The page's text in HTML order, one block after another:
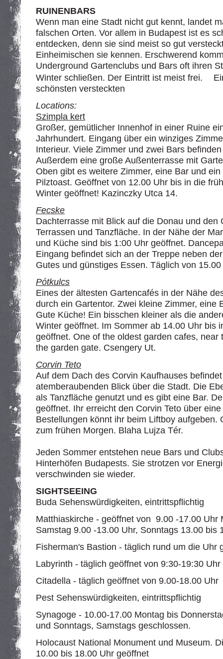
RUINENBARS
Wenn man eine Stadt nicht gut kennt, landet
falschen Orten. Vor allem in Budapest ist es
entdecken, denn sie sind meist so gut
Einheimischen sie kennen. Erschwerend
Underground Gartenclubs und Bars oft ihren
Winter schließen. Der Eintritt ist meist frei.
schönsten versteckten
Locations:
Szimpla kert
Großer, gemütlicher Innenhof in einer Ruine
Jahrhundert. Eingang über ein winziges
Interieur. Viele Zimmer und zwei Bars
Außerdem eine große Außenterrasse mit
Oben gibt es weitere Zimmer, eine Bar und
Pilztoast. Geöffnet von 12.00 Uhr bis in die
Winter geöffnet! Kazinczky Utca 14.
Fecske
Dachterrasse mit Blick auf die Donau und den
Terrassen und Tanzfläche. In der Nähe der
und Küche sind bis 1:00 Uhr geöffnet.
Eingang befindet sich an der Treppe neben
Gutes und günstiges Essen. Täglich von
Pótkulcs
Eines der ältesten Gartencafés in der Nähe
durch ein Gartentor. Zwei kleine Zimmer, eine
Gute Küche! Ein bisschen kleiner als die
Winter geöffnet. Im Sommer ab 14.00 Uhr bis
geöffnet. One of the oldest garden cafes,
the garden gate. Csengery Ut.
Corvin Teto
Auf dem Dach des Corvin Kaufhauses
atemberaubenden Blick über die Stadt. Die
als Tanzfläche genutzt und es gibt eine Bar.
geöffnet. Ihr erreicht den Corvin Teto über
Bestellungen könnt ihr beim Liftboy aufgeben.
zum frühen Morgen. Blaha Lujza Tér.
Jeden Sommer entstehen neue Bars und
Hinterhöfen Budapests. Sie strotzen vor
verschwinden sie wieder.
SIGHTSEEING
Buda Sehenswürdigkeiten, eintrittspflichtig
Matthiaskirche - geöffnet von 9.00 -17.00 Uhr
Samstag 9.00 -13.00 Uhr, Sonntags 13.00 bis
Fisherman's Bastion - täglich rund um die Uhr
Labyrinth - täglich geöffnet von 9:30-19:30 Uhr
Citadella - täglich geöffnet von 9.00-18.00 Uhr
Pest Sehenswürdigkeiten, eintrittspflichtig
Synagoge - 10.00-17.00 Montag bis
und Sonntags, Samstags geschlossen.
Holocaust National Monument und Museum.
10.00 bis 18.00 Uhr geöffnet